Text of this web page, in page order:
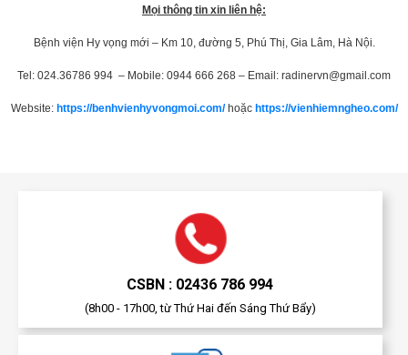
Mọi thông tin xin liên hệ:
Bệnh viện Hy vọng mới – Km 10, đường 5, Phú Thị, Gia Lâm, Hà Nội.
Tel: 024.36786 994 – Mobile: 0944 666 268 – Email: radinervn@gmail.com
Website: https://benhvienhyvongmoi.com/hoặc https://vienhiemngheo.com/
CSBN : 02436 786 994
(8h00 - 17h00, từ Thứ Hai đến Sáng Thứ Bẩy)